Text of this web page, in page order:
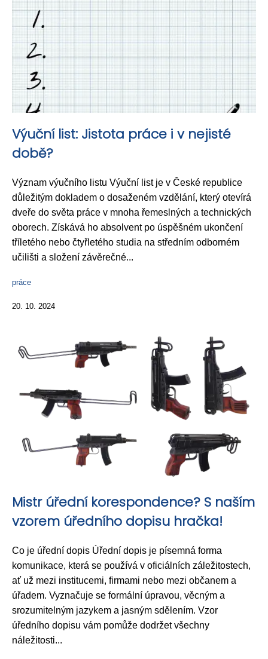
Výuční list: Jistota práce i v nejisté
době?
Význam výučního listu Výuční list je v České republice
důležitým dokladem o dosaženém vzdělání, který otevírá
dveře do světa práce v mnoha řemeslných a technických
oborech. Získává ho absolvent po úspěšném ukončení
tříletého nebo čtyřletého studia na středním odborném
učilišti a složení závěrečné...
práce
20. 10. 2024
Mistr úřední korespondence? S naším
vzorem úředního dopisu hračka!
Co je úřední dopis Úřední dopis je písemná forma
komunikace, která se používá v oficiálních záležitostech,
ať už mezi institucemi, firmami nebo mezi občanem a
úřadem. Vyznačuje se formální úpravou, věcným a
srozumitelným jazykem a jasným sdělením. Vzor
úředního dopisu vám pomůže dodržet všechny
náležitosti...